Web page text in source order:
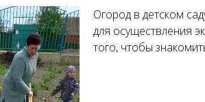
Огород в детском
для осуществления
того, чтобы